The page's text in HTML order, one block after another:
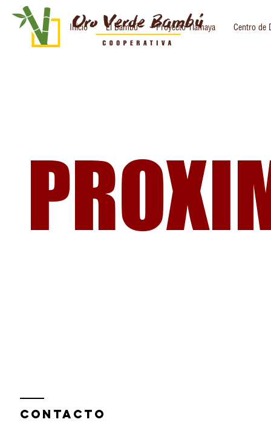
Inicio El Bambú Proyecto Tlamaya Centro de
Contacto